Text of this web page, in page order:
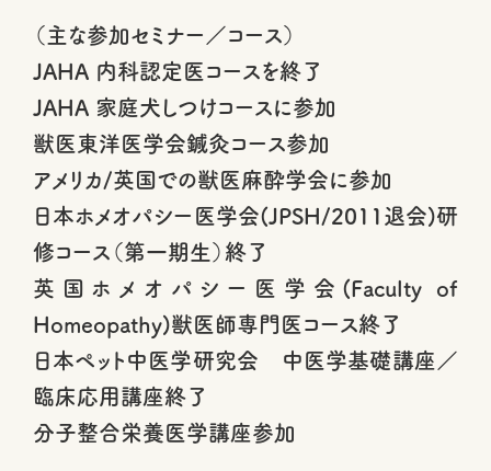
（主な参加セミナー／コース）
JAHA 内科認定医コースを終了
JAHA 家庭犬しつけコースに参加
獣医東洋医学会鍼灸コース参加
アメリカ/英国での獣医麻酔学会に参加
日本ホメオパシー医学会(JPSH/2011退会)研
修コース（第一期生）終了
英国ホメオパシー医学会(Faculty of
Homeopathy)獣医師専門医コース終了
日本ペット中医学研究会 中医学基礎講座／
臨床応用講座終了
分子整合栄養医学講座参加